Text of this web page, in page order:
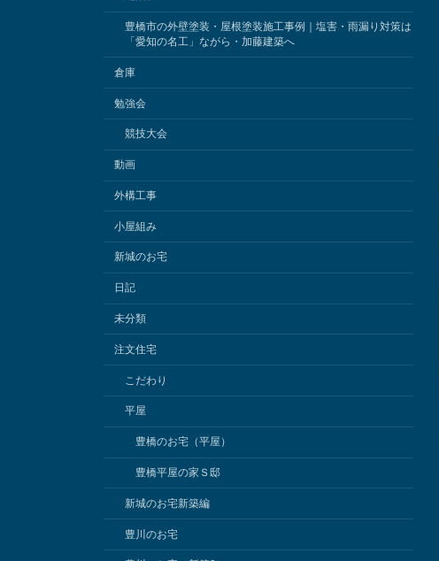
豊橋市の外壁塗装・屋根塗装施工事例｜塩害・雨漏り対策は
「愛知の名工」ながら・加藤建築へ
倉庫
勉強会
競技大会
動画
外構工事
小屋組み
新城のお宅
日記
未分類
注文住宅
こだわり
平屋
豊橋のお宅（平屋）
豊橋平屋の家Ｓ邸
新城のお宅新築編
豊川のお宅